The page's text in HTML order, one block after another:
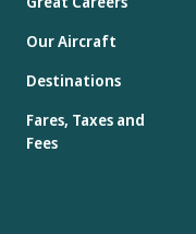
Our Aircraft
Destinations
Fares, Taxes and
Fees